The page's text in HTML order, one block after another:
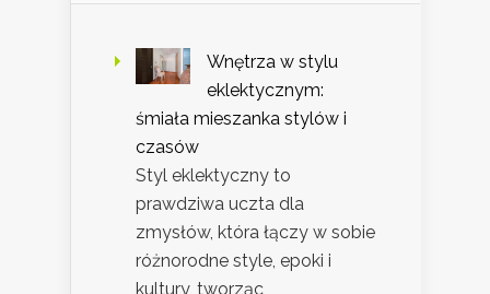
Wnętrza w stylu
eklektycznym:
śmiała mieszanka stylów i
czasów
Styl eklektyczny to
prawdziwa uczta dla
zmysłów, która łączy w sobie
różnorodne style, epoki i
kultury, tworząc